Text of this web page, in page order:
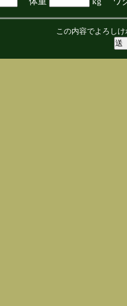
この内容でよろし